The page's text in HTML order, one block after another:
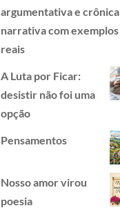
argumentativa e crônica
narrativa com exemplos
reais
A Luta por Ficar:
desistir não foi uma
opção
Pensamentos
Nosso amor virou
poesia